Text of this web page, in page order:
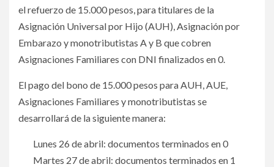
el refuerzo de 15.000 pesos, para titulares de la
Asignación Universal por Hijo (AUH), Asignación por
Embarazo y monotributistas A y B que cobren
Asignaciones Familiares con DNI finalizados en 0.
El pago del bono de 15.000 pesos para AUH, AUE,
Asignaciones Familiares y monotributistas se
desarrollará de la siguiente manera:
Lunes 26 de abril: documentos terminados en 0
Martes 27 de abril: documentos terminados en 1